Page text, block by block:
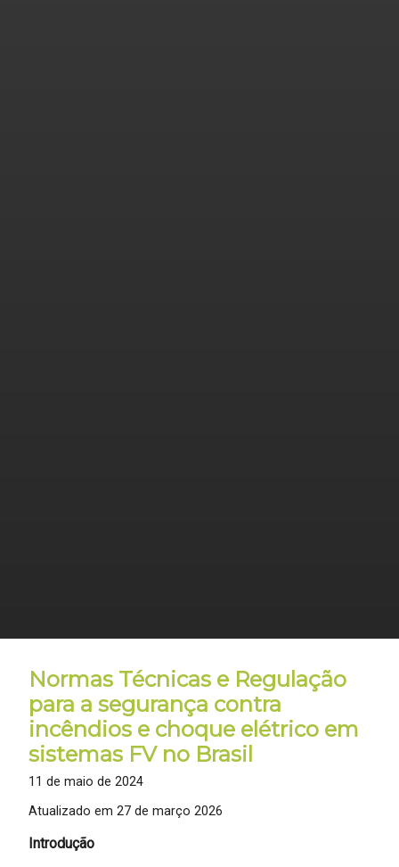
Normas Técnicas e Regulação
para a segurança contra
incêndios e choque elétrico em
sistemas FV no Brasil
11 de maio de 2024
Atualizado em 27 de março 2026
Introdução